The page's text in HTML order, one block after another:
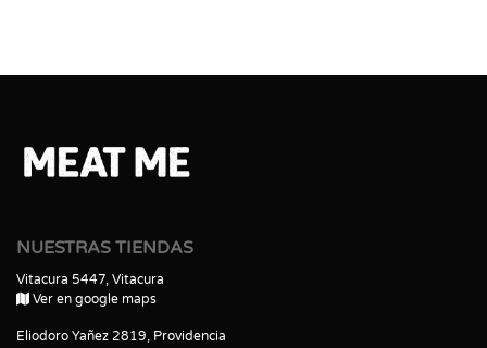
NUESTRAS TIENDAS
Vitacura 5447, Vitacura
Ver en google maps
Eliodoro Yañez 2819, Providencia